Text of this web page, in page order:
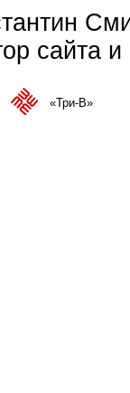
сайта
is external)«Три-В»